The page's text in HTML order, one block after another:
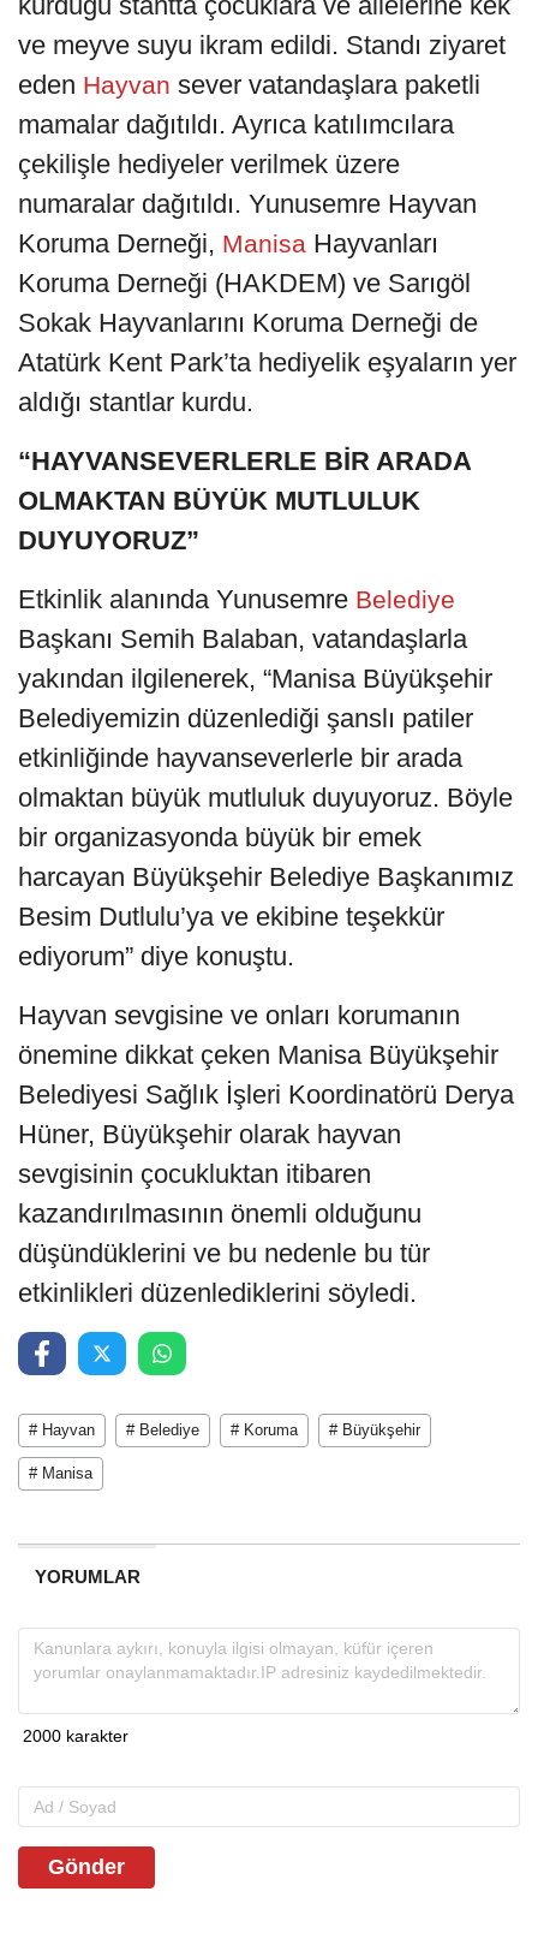
ve meyve suyu ikram edildi. Standı ziyaret
eden Hayvan sever vatandaşlara paketli
mamalar dağıtıldı. Ayrıca katılımcılara
çekilişle hediyeler verilmek üzere
numaralar dağıtıldı. Yunusemre Hayvan
Koruma Derneği, Manisa Hayvanları
Koruma Derneği (HAKDEM) ve Sarıgöl
Sokak Hayvanlarını Koruma Derneği de
Atatürk Kent Park’ta hediyelik eşyaların yer
aldığı stantlar kurdu.
“HAYVANSEVERLERLE BİR ARADA
OLMAKTAN BÜYÜK MUTLULUK
DUYUYORUZ”
Etkinlik alanında Yunusemre Belediye
Başkanı Semih Balaban, vatandaşlarla
yakından ilgilenerek, “Manisa Büyükşehir
Belediyemizin düzenlediği şanslı patiler
etkinliğinde hayvanseverlerle bir arada
olmaktan büyük mutluluk duyuyoruz. Böyle
bir organizasyonda büyük bir emek
harcayan Büyükşehir Belediye Başkanımız
Besim Dutlulu’ya ve ekibine teşekkür
ediyorum” diye konuştu.
Hayvan sevgisine ve onları korumanın
önemine dikkat çeken Manisa Büyükşehir
Belediyesi Sağlık İşleri Koordinatörü Derya
Hüner, Büyükşehir olarak hayvan
sevgisinin çocukluktan itibaren
kazandırılmasının önemli olduğunu
düşündüklerini ve bu nedenle bu tür
etkinlikleri düzenlediklerini söyledi.
# Hayvan # Belediye # Koruma # Büyükşehir
# Manisa
YORUMLAR
Gönder